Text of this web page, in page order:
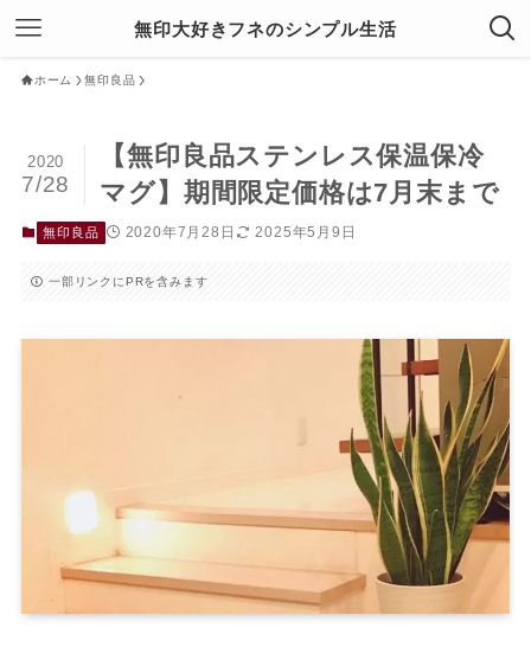
無印大好きフネのシンプル生活
ホーム 無印良品
【無印良品ステンレス保温保冷
マグ】期間限定価格は7月末まで
2020
7/28
無印良品 2020年7月28日 2025年5月9日
一部リンクにPRを含みます